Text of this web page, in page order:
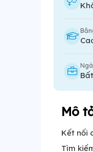
Mô
Kết nối
Tìm